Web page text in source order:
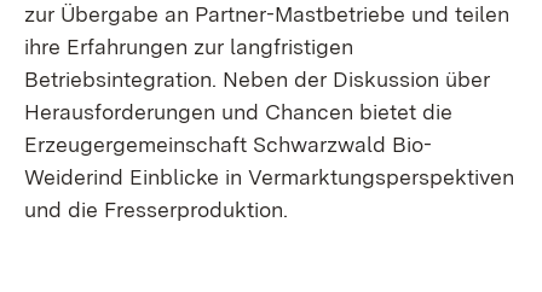
zur Übergabe an Partner-Mastbetriebe und teilen
ihre Erfahrungen zur langfristigen
Betriebsintegration. Neben der Diskussion über
Herausforderungen und Chancen bietet die
Erzeugergemeinschaft Schwarzwald Bio-
Weiderind Einblicke in Vermarktungsperspektiven
und die Fresserproduktion.